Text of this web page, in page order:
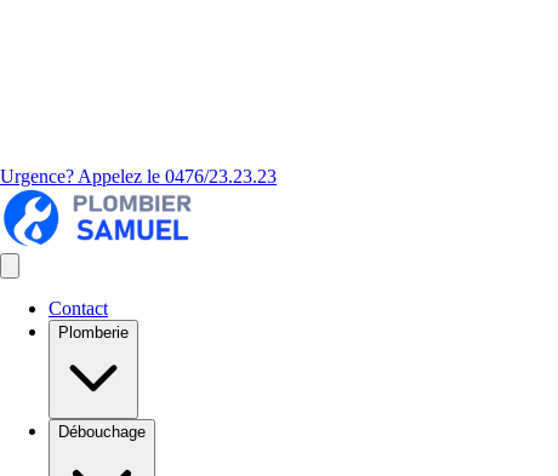
Urgence? Appelez le 0476/23.23.23
Contact
Plomberie
Débouchage